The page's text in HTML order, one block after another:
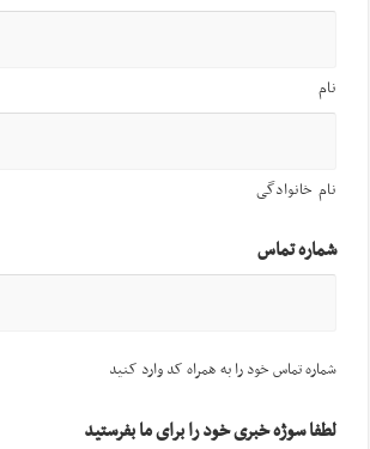
نام
نام خانوادگی
شماره تماس
شماره تماس خود را به همراه کد وارد کنید
لطفا سوژه خبری خود را برای ما بفرستید